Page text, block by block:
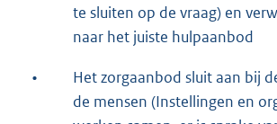
te sluiten op de vraag) en
naar het juiste hulpaanbod
•
Het zorgaanbod sluit aan bij
de mensen (Instellingen en